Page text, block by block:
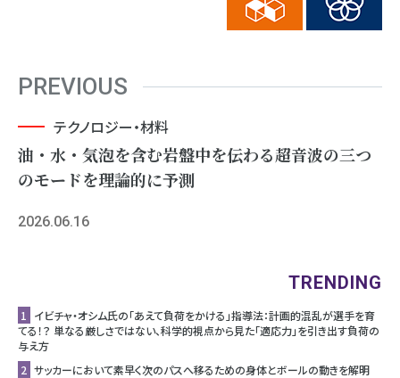
PREVIOUS
テクノロジー・材料
油・水・気泡を含む岩盤中を伝わる超音波の三つ
のモードを理論的に予測
2026.06.16
TRENDING
1 イビチャ・オシム氏の「あえて負荷をかける」指導法：計画的混乱が選手を育
てる！？ 単なる厳しさではない、科学的視点から見た「適応力」を引き出す負荷の
与え方
2 サッカーにおいて素早く次のパスへ移るための身体とボールの動きを解明